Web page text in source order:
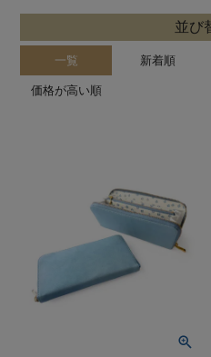
並び
一覧 新着順
価格が高い順